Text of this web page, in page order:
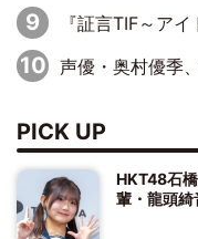
『証言TIF～アイドル戦国時代とはなんだったのか～』第6回：でんぱ
声優・奥村優季、初ソログラビアで初ソロ表紙
PICK UP
HKT48石
輩・龍頭綺